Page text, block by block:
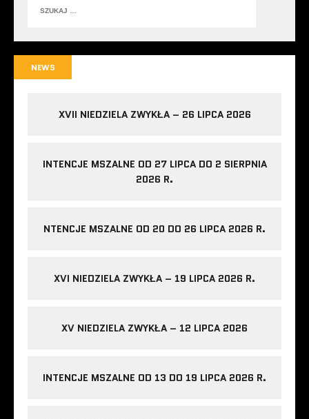
NEWS
XVII NIEDZIELA ZWYKŁA – 26 LIPCA 2026
INTENCJE MSZALNE OD 27 LIPCA DO 2 SIERPNIA
2026 R.
NTENCJE MSZALNE OD 20 DO 26 LIPCA 2026 R.
XVI NIEDZIELA ZWYKŁA – 19 LIPCA 2026 R.
XV NIEDZIELA ZWYKŁA – 12 LIPCA 2026
INTENCJE MSZALNE OD 13 DO 19 LIPCA 2026 R.